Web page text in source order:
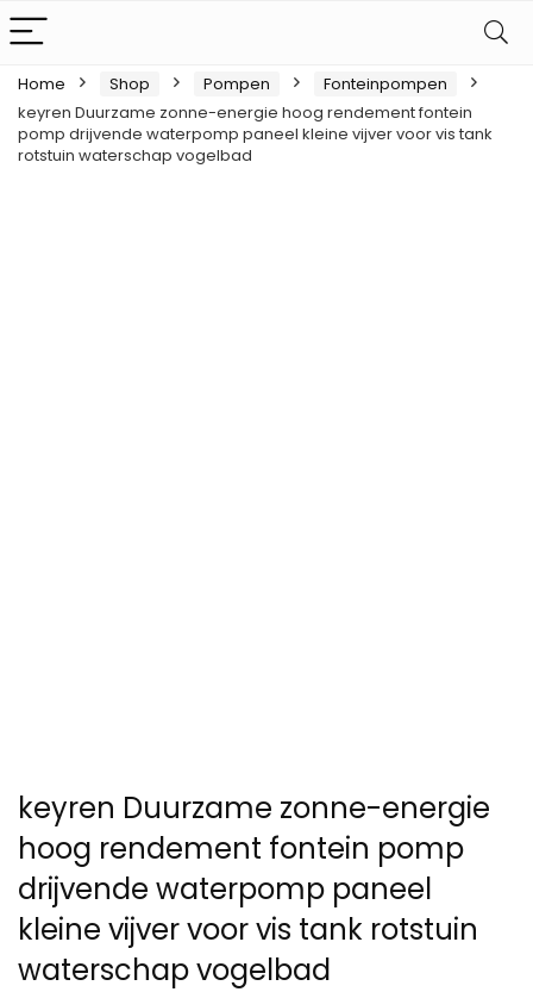
Home Shop Pompen
Fonteinpompen
keyren Duurzame zonne-energie hoog rendement fontein
pomp drijvende waterpomp paneel kleine vijver voor vis tank
rotstuin waterschap vogelbad
keyren Duurzame zonne-energie
hoog rendement fontein pomp
drijvende waterpomp paneel
kleine vijver voor vis tank rotstuin
waterschap vogelbad